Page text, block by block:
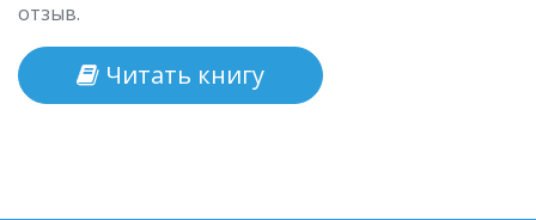
отзыв.
Читать книгу